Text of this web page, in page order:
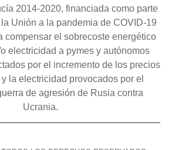
2014-2020, financiada como parte
Unión a la pandemia de COVID-19
compensar el sobrecoste energético
electricidad a pymes y autónomos
por el incremento de los precios
la electricidad provocados por el
de agresión de Rusia contra
Ucrania.